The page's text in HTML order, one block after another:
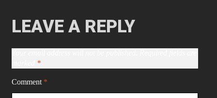
LEAVE A REPLY
*
Comment *